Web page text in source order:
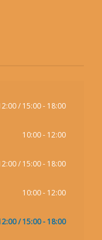
/ 15:00 - 18:00
10:00 - 12:00
/ 15:00 - 18:00
10:00 - 12:00
/ 15:00 - 18:00